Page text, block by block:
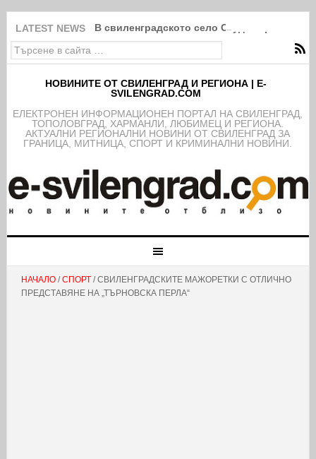
LATEST NEWS В свиленградското село Студена
НОВИНИТЕ ОТ СВИЛЕНГРАД И РЕГИОНА | E-
SVILENGRAD.COM
EЛЕКТРОНЕН ИНФОРМАЦИОНЕН ПОРТАЛ НА СВИЛЕНГРАД,
ТОПОЛОВГРАД, ХАРМАНЛИ, ЛЮБИМЕЦ И РЕГИОНА.
АКТУАЛНИ РЕГИОНАЛНИ НОВИНИ ОТ СВИЛЕНГРАД ЗА
ГРАНИЦА, МИТНИЦА, СПОРТ И КРИМИНАЛНИ НОВИНИ.
НАЧАЛО/СПОРТ/ СВИЛЕНГРАДСКИТЕ МАЖОРЕТКИ С ОТЛИЧНО
ПРЕДСТАВЯНЕ НА „ТЪРНОВСКА ПЕРЛА“